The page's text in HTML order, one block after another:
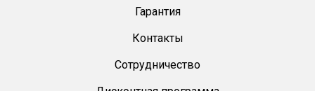
Гарантия
Контакты
Сотрудничество